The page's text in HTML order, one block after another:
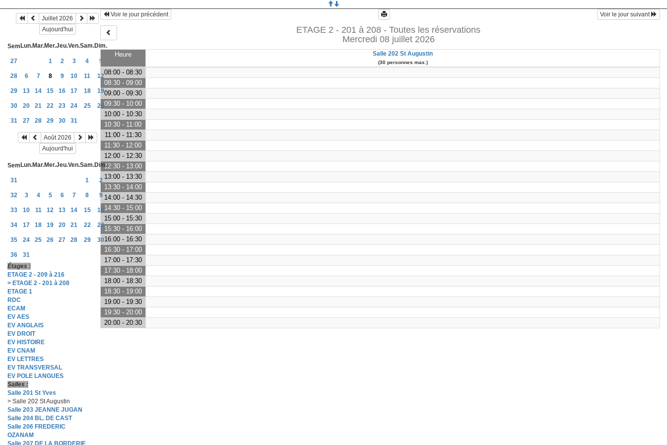
Juillet 2026
Aujourd'hui
Sem Lun.Mar.Mer.Jeu.Ven.Sam.Dim.
27 1 2 3 4 5
28 6 7 8 9 10 11 12
29 13 14 15 16 17 18 19
30 20 21 22 23 24 25 26
31 27 28 29 30 31
Août 2026
Aujourd'hui
Sem Lun.Mar.Mer.Jeu.Ven.Sam.Dim.
31 1 2
32 3 4 5 6 7 8 9
33 10 11 12 13 14 15 16
34 17 18 19 20 21 22 23
35 24 25 26 27 28 29 30
36
31
Étages :
ETAGE 2 - 209 à 216
> ETAGE 2 - 201 à 208
ETAGE 1
RDC
ECAM
EV AES
EV ANGLAIS
EV DROIT
EV HISTOIRE
EV CNAM
EV LETTRES
EV TRANSVERSAL
EV POLE LANGUES
Salles :
Salle 201 St Yves
> Salle 202 St Augustin
Salle 203 JEANNE JUGAN
Salle 204 BL. DE CAST
Salle 206 FREDERIC
OZANAM
Salle 207 DE LA BORDERIE
Heure Salle 202 St Augustin
(30 personnes max.)
Voir le jour précédent Voir le jour suivant
ETAGE 2 - 201 à 208 - Toutes les réservations
Mercredi 08 juillet 2026
08:00 - 08:30
08:30 - 09:00
09:00 - 09:30
09:30 - 10:00
10:00 - 10:30
10:30 - 11:00
11:00 - 11:30
11:30 - 12:00
12:00 - 12:30
12:30 - 13:00
13:00 - 13:30
13:30 - 14:00
14:00 - 14:30
14:30 - 15:00
15:00 - 15:30
15:30 - 16:00
16:00 - 16:30
16:30 - 17:00
17:00 - 17:30
17:30 - 18:00
18:00 - 18:30
18:30 - 19:00
19:00 - 19:30
19:30 - 20:00
20:00 - 20:30